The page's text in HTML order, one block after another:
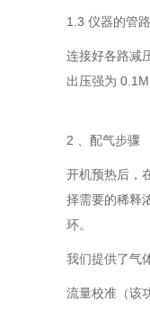
1.3 仪器的管
连接好各路减
出压强为
2 、配气步骤
开机预热后，
择需要的稀释
环。
我们提供了气
流量校准（该